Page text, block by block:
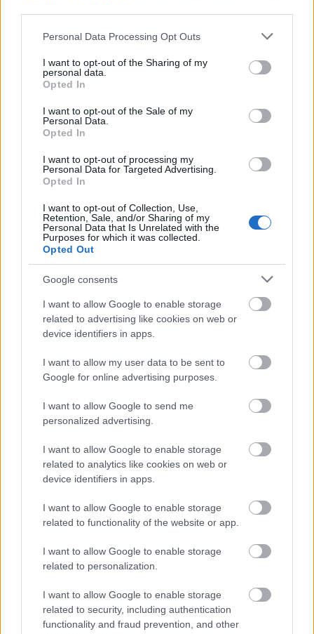
Please note that this website/app uses one or more Google
not limited to your visit or usage behaviour. You may click to
grant or deny consent to Google and its third-party tags to
use your data for below specified purposes in below Google
consent section.
Personal Data Processing Opt Outs
I want to opt-out of the Sharing of my
personal data.
Opted In
I want to opt-out of the Sale of my
Personal Data.
Opted In
I want to opt-out of processing my
Personal Data for Targeted Advertising.
Opted In
I want to opt-out of Collection, Use,
Retention, Sale, and/or Sharing of my
Personal Data that Is Unrelated with the
Purposes for which it was collected.
Opted Out
Google consents
I want to allow Google to enable storage
related to advertising like cookies on web or
device identifiers in apps.
I want to allow my user data to be sent to
Google for online advertising purposes.
I want to allow Google to send me
personalized advertising.
I want to allow Google to enable storage
related to analytics like cookies on web or
device identifiers in apps.
I want to allow Google to enable storage
related to functionality of the website or app.
I want to allow Google to enable storage
related to personalization.
I want to allow Google to enable storage
related to security, including authentication
functionality and fraud prevention, and other
Παράλληλα, η ευρωπαϊκή ναυτιλία
δραστηριοποιείται σε ένα ιδιαίτερα ανταγωνιστικό
διεθνές περιβάλλον. Για τον λόγο αυτό, οι
μέτρα που ενισχύουν την ανταγωνιστικότητα, την
καινοτομία και τη χρηματοδότηση των
επιχειρήσεων μέσω ευρωπαϊκών εργαλείων, όπως
το Horizon Europe, ο Μηχανισμός «Συνδέοντας την
Ευρώπη» (CEF) και το Innovation Fund.
Την ίδια στιγμή, η συνεργασία με τον Διεθνή
Ναυτιλιακό Οργανισμό (IMO) αποκτά ολοένα και
μεγαλύτερη σημασία, καθώς η αντιμετώπιση της
κλιματικής αλλαγής απαιτεί συντονισμένη δράση
σε παγκόσμιο επίπεδο. Η Ευρωπαϊκή Ένωση
επιδιώκει να διαδραματίσει ηγετικό ρόλο στη
διεθνή προσπάθεια για μια πιο βιώσιμη ναυτιλία,
προωθώντας υψηλότερα περιβαλλοντικά πρότυπα
και ενθαρρύνοντας την υιοθέτηση αντίστοιχων
Η μετάβαση προς μια κλιματικά ουδέτερη ναυτιλία
αποτελεί πλέον στρατηγική επιλογή για την
Ευρωπαϊκή Ένωση. Με τις νομοθετικές
πρωτοβουλίες που έχει στηρίξει το Ευρωπαϊκό
Κοινοβούλιο, δημιουργείται ένα νέο πλαίσιο που
συνδυάζει την περιβαλλοντική προστασία με την
αυτής της προσπάθειας θα εξαρτηθεί από τη
συνεργασία των ευρωπαϊκών θεσμών, των
κρατών-μελών, της ναυτιλιακής βιομηχανίας, των
λιμένων και της ερευνητικής κοινότητας, ώστε η